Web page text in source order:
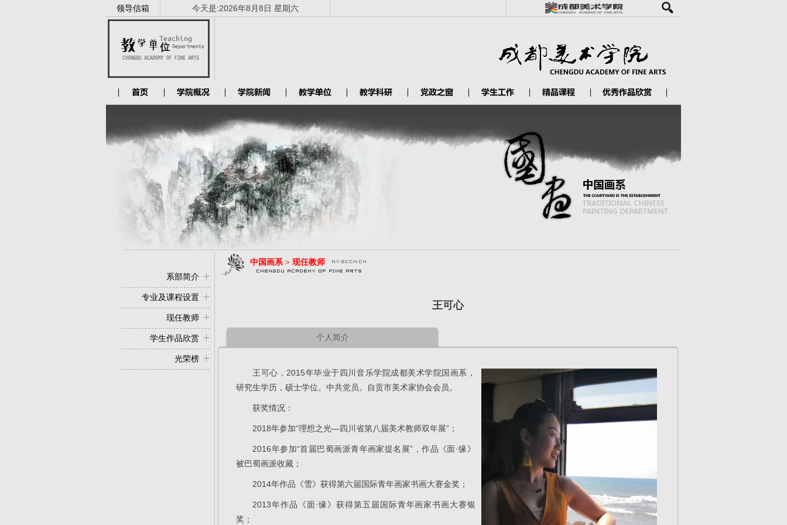
领导信箱 今天是:2026年8月8日 星期六
系部简介
专业及课程设置
现任教师
学生作品欣赏
光荣榜
中国画系 > 现任教师
王可心
个人简介
王可心，2015年毕业于四川音乐学院成都美术学院国画系，
研究生学历，硕士学位。中共党员。自贡市美术家协会会员。
获奖情况：
2018年参加“理想之光—四川省第八届美术教师双年展”；
2016年参加“首届巴蜀画派青年画家提名展”，作品《面·缘》
被巴蜀画派收藏；
2014年作品《雪》获得第六届国际青年画家书画大赛金奖；
2013年作品《面·缘》获得第五届国际青年画家书画大赛银
奖；